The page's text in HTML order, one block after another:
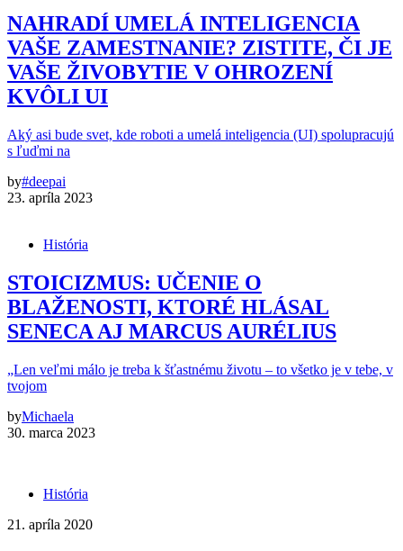
NAHRADÍ UMELÁ INTELIGENCIA
VAŠE ZAMESTNANIE? ZISTITE, ČI JE
VAŠE ŽIVOBYTIE V OHROZENÍ
KVÔLI UI
Aký asi bude svet, kde roboti a umelá inteligencia (UI) spolupracujú
s ľuďmi na
by#deepai
23. apríla 2023
História
STOICIZMUS: UČENIE O
BLAŽENOSTI, KTORÉ HLÁSAL
SENECA AJ MARCUS AURÉLIUS
„Len veľmi málo je treba k šťastnému životu – to všetko je v tebe, v
tvojom
byMichaela
30. marca 2023
História
21. apríla 2020